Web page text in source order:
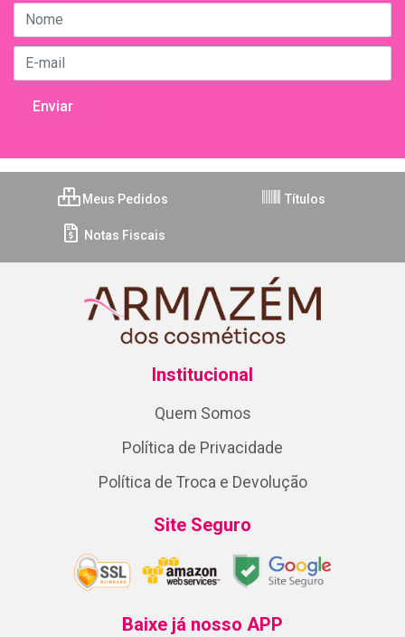
Meus Pedidos Títulos
Notas Fiscais
Institucional
Quem Somos
Política de Privacidade
Política de Troca e Devolução
Site Seguro
Baixe já nosso APP